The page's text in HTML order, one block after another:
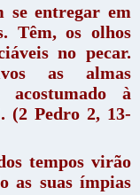
se entregar em
Têm, os olhos
no pecar.
as almas
à
(2 Pedro 2, 13-
tempos virão
as suas ímpias